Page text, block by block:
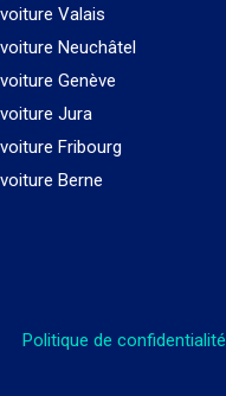
Valais
Neuchâtel
Genève
Jura
Fribourg
Berne
Politique de confidentialité